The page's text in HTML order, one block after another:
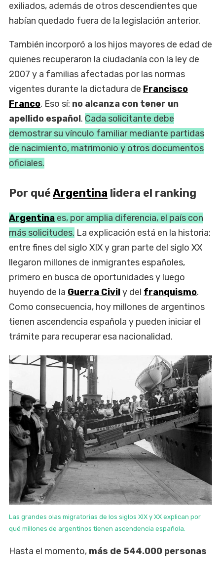
exiliados, además de otros descendientes que
habían quedado fuera de la legislación anterior.
También incorporó a los hijos mayores de edad de
quienes recuperaron la ciudadanía con la ley de
2007 y a familias afectadas por las normas
vigentes durante la dictadura de Francisco
Franco. Eso sí: no alcanza con tener un
apellido español. Cada solicitante debe
demostrar su vínculo familiar mediante partidas
de nacimiento, matrimonio y otros documentos
oficiales.
Por quéArgentina lidera el ranking
Argentina es, por amplia diferencia, el país con
más solicitudes. La explicación está en la historia:
entre fines del siglo XIX y gran parte del siglo XX
llegaron millones de inmigrantes españoles,
primero en busca de oportunidades y luego
huyendo de la Guerra Civily del franquismo.
Como consecuencia, hoy millones de argentinos
tienen ascendencia española y pueden iniciar el
trámite para recuperar esa nacionalidad.
Las grandes olas migratorias de los siglos XIX y XX explican por
qué millones de argentinos tienen ascendencia española.
Hasta el momento, más de 544.000 personas